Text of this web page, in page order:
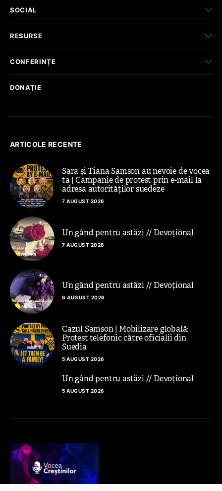
SOCIAL
RESURSE
CONFERINȚE
DONAȚIE
ARTICOLE RECENTE
Sara și Tiana Samson au nevoie de vocea
ta | Campanie de protest prin e-mail la
adresa autorităților suedeze
7 AUGUST 2026
Un gând pentru astăzi // Devoțional
7 AUGUST 2026
Un gând pentru astăzi // Devoțional
6 AUGUST 2026
Cazul Samson | Mobilizare globală:
Protest telefonic către oficialii din
Suedia
5 AUGUST 2026
Un gând pentru astăzi // Devoțional
5 AUGUST 2026